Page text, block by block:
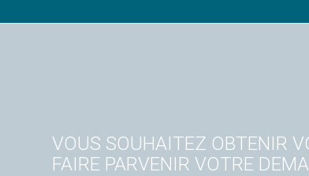
VOUS SOUHAITEZ OBTENIR
FAIRE PARVENIR VOTRE